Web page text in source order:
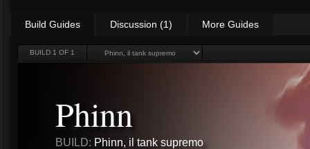
Build Guides Discussion (1) More Guides
BUILD 1 OF 1
Phinn
BUILD: Phinn, il tank supremo